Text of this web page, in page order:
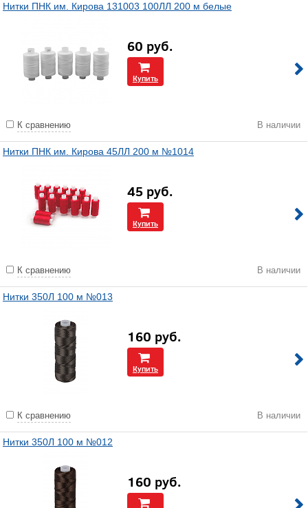
Нитки ПНК им. Кирова 131003 100ЛЛ 200 м белые
60 руб.
Купить
К сравнению В наличии
Нитки ПНК им. Кирова 45ЛЛ 200 м №1014
45 руб.
Купить
К сравнению В наличии
Нитки 350Л 100 м №013
160 руб.
Купить
К сравнению В наличии
Нитки 350Л 100 м №012
160 руб.